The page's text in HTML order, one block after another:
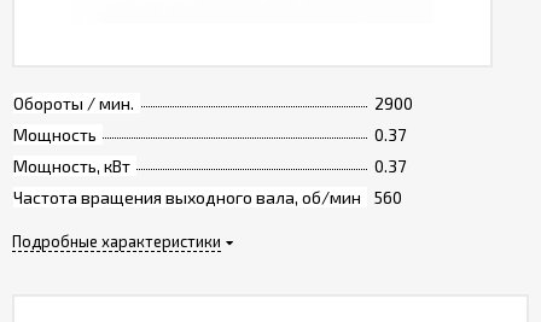
Обороты / мин.
2900
Мощность
0.37
Мощность, кВт
0.37
Частота вращения выходного вала, об/мин
560
Подробные характеристики